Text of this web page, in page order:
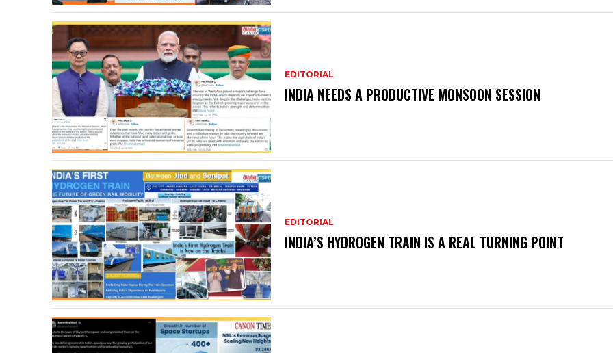
EDITORIAL
INDIA NEEDS A PRODUCTIVE MONSOON SESSION
EDITORIAL
INDIA’S HYDROGEN TRAIN IS A REAL TURNING POINT